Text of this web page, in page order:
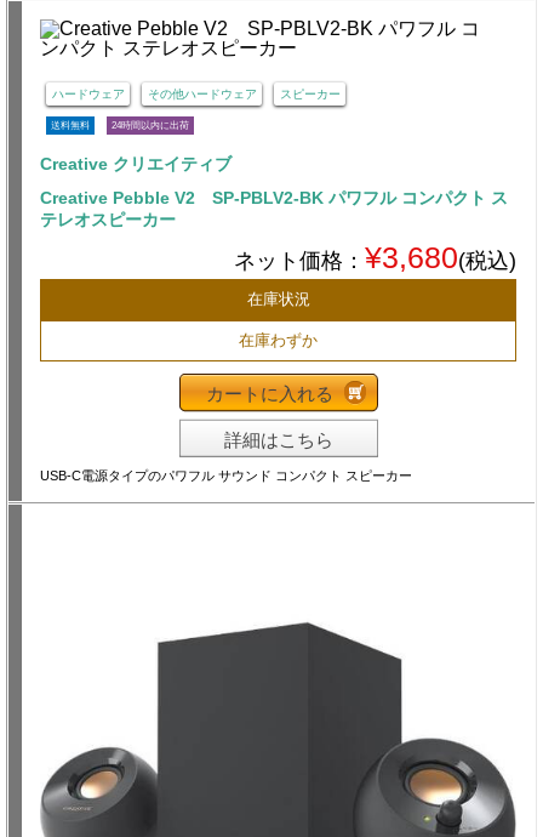
ハードウェア その他ハードウェア スピーカー
送料無料 24時間以内に出荷
Creative クリエイティブ
Creative Pebble V2 SP-PBLV2-BK パワフル コンパクト ス
テレオスピーカー
ネット価格： ¥3,680(税込)
在庫状況
在庫わずか
カートに入れる
詳細はこちら
USB-C電源タイプのパワフル サウンド コンパクト スピーカー